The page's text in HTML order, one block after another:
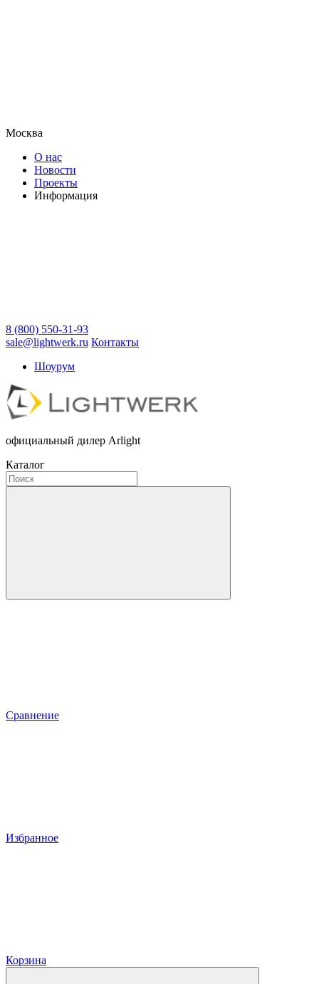
Москва
О нас
Новости
Проекты
Информация
8 (800) 550-31-93
sale@lightwerk.ru Контакты
Шоурум
официальный дилер Arlight
Каталог
Сравнение
Избранное
Корзина